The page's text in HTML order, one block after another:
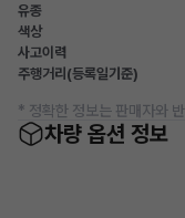
유종
색상
사고이력
주행거리(등록일기준)
* 정확한 정보는 판매자와
차량 옵션 정보